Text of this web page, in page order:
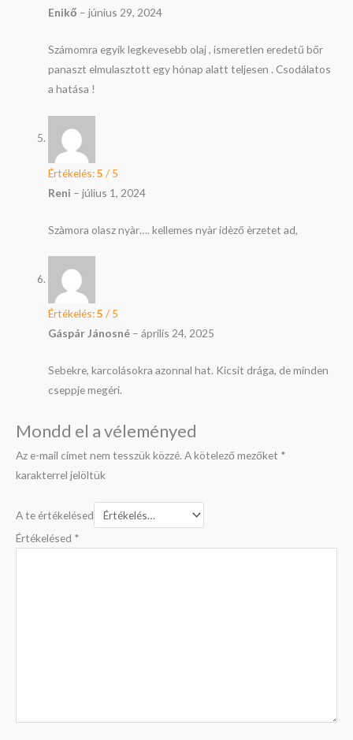
Enikő – június 29, 2024
Számomra egyik legkevesebb olaj , ismeretlen eredetű bőr
panaszt elmulasztott egy hónap alatt teljesen . Csodálatos
a hatása !
Értékelés:5 / 5
Reni – július 1, 2024
Szàmora olasz nyàr…. kellemes nyàr idèző èrzetet ad,
Értékelés:5 / 5
Gáspár Jánosné – április 24, 2025
Sebekre, karcolásokra azonnal hat. Kicsit drága, de minden
cseppje megéri.
Mondd el a véleményed
Az e-mail címet nem tesszük közzé. A kötelező mezőket *
karakterrel jelöltük
A te értékelésed
Értékelésed *